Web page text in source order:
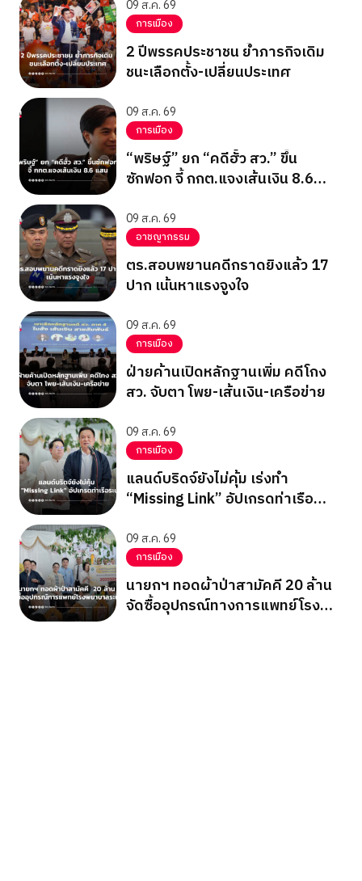
09 ส.ค. 69
การเมือง
2 ปีพรรคประชาชน ย้ำภารกิจเดิม
ชนะเลือกตั้ง-เปลี่ยนประเทศ
09 ส.ค. 69
การเมือง
“พริษฐ์” ยก “คดีฮั้ว สว.” ขึ้น
ซักฟอก จี้ กกต.แจงเส้นเงิน 8.6
09 ส.ค. 69
อาชญากรรม
ตร.สอบพยานคดีกราดยิงแล้ว 17
ปาก เน้นหาแรงจูงใจ
09 ส.ค. 69
การเมือง
ฝ่ายค้านเปิดหลักฐานเพิ่ม คดีโกง
สว. จับตา โพย-เส้นเงิน-เครือข่าย
09 ส.ค. 69
การเมือง
แลนด์บริดจ์ยังไม่คุ้ม เร่งทำ
“Missing Link” อัปเกรดท่าเรือ
09 ส.ค. 69
การเมือง
นายกฯ ทอดผ้าป่าสามัคคี 20 ล้าน
จัดซื้ออุปกรณ์ทางการแพทย์โรง